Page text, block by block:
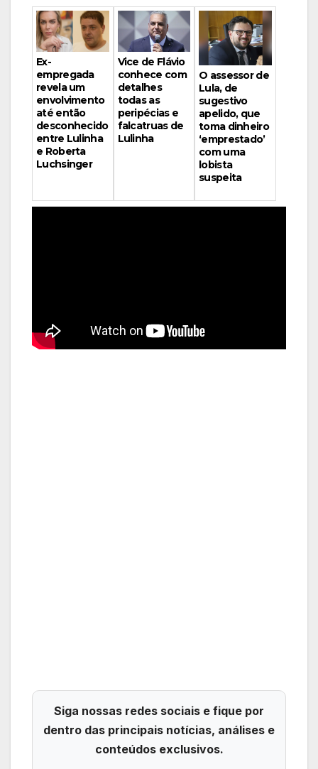
Ex-
empregada
revela um
envolvimento
até então
desconhecido
entre Lulinha
e Roberta
Luchsinger
Vice de Flávio
conhece com
detalhes
todas as
peripécias e
falcatruas de
Lulinha
O assessor de
Lula, de
sugestivo
apelido, que
toma dinheiro
‘emprestado’
com uma
lobista
suspeita
Siga nossas redes sociais e fique por
dentro das principais notícias, análises e
conteúdos exclusivos.